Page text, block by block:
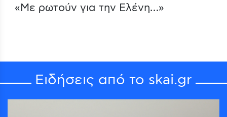
«Με ρωτούν για την Ελένη…»
Ειδήσεις από το skai.gr